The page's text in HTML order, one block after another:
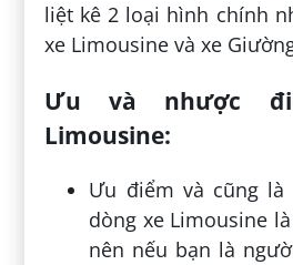
liệt kê 2 loại hình chính
xe Limousine và xe
Ưu và nhược
Limousine:
Ưu điểm và cũng
dòng xe Limousine
nên nếu bạn là